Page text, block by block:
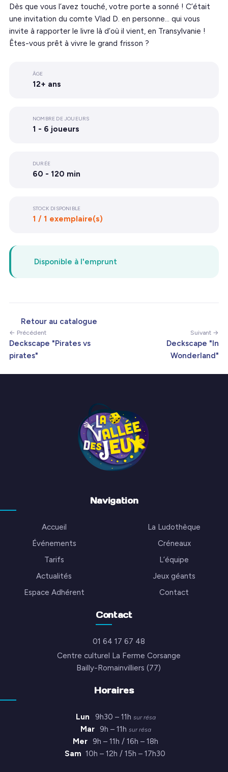
Dès que vous l’avez touché, votre porte a sonné ! C’était
une invitation du comte Vlad D. en personne… qui vous
invite à rapporter le livre là d’où il vient, en Transylvanie !
Êtes-vous prêt à vivre le grand frisson ?
ÂGE
12+ ans
NOMBRE DE JOUEURS
1 - 6 joueurs
DURÉE
60 - 120 min
STOCK DISPONIBLE
1 / 1 exemplaire(s)
Disponible à l'emprunt
Retour au catalogue
← Précédent
Deckscape "Pirates vs
pirates"
Suivant →
Deckscape "In
Wonderland"
Navigation
Accueil
La Ludothèque
Événements
Créneaux
Tarifs
L’équipe
Actualités
Jeux géants
Espace Adhérent
Contact
Contact
01 64 17 67 48
Centre culturel La Ferme Corsange
Bailly-Romainvilliers (77)
Horaires
Lun 9h30 – 11h sur résa
Mar 9h – 11h sur résa
Mer 9h – 11h / 16h – 18h
Sam 10h – 12h / 15h – 17h30